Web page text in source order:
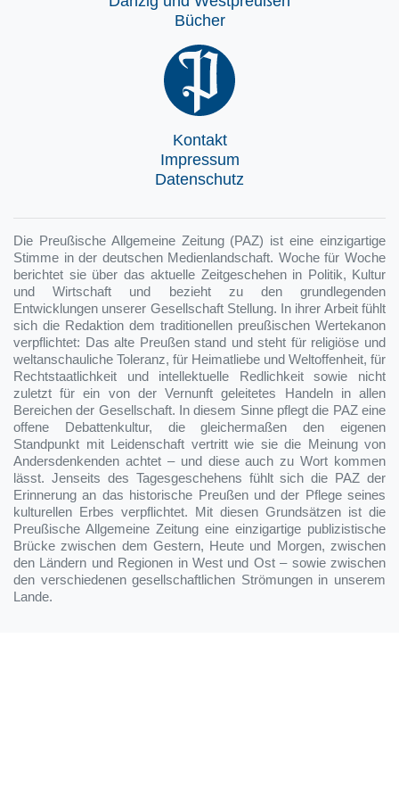
Bücher
Kontakt
Impressum
Datenschutz
Die Preußische Allgemeine Zeitung (PAZ) ist eine einzigartige
Stimme in der deutschen Medienlandschaft. Woche für Woche
berichtet sie über das aktuelle Zeitgeschehen in Politik, Kultur
und Wirtschaft und bezieht zu den grundlegenden
Entwicklungen unserer Gesellschaft Stellung. In ihrer Arbeit fühlt
sich die Redaktion dem traditionellen preußischen Wertekanon
verpflichtet: Das alte Preußen stand und steht für religiöse und
weltanschauliche Toleranz, für Heimatliebe und Weltoffenheit, für
Rechtstaatlichkeit und intellektuelle Redlichkeit sowie nicht
zuletzt für ein von der Vernunft geleitetes Handeln in allen
Bereichen der Gesellschaft. In diesem Sinne pflegt die PAZ eine
offene Debattenkultur, die gleichermaßen den eigenen
Standpunkt mit Leidenschaft vertritt wie sie die Meinung von
Andersdenkenden achtet – und diese auch zu Wort kommen
lässt. Jenseits des Tagesgeschehens fühlt sich die PAZ der
Erinnerung an das historische Preußen und der Pflege seines
kulturellen Erbes verpflichtet. Mit diesen Grundsätzen ist die
Preußische Allgemeine Zeitung eine einzigartige publizistische
Brücke zwischen dem Gestern, Heute und Morgen, zwischen
den Ländern und Regionen in West und Ost – sowie zwischen
den verschiedenen gesellschaftlichen Strömungen in unserem
Lande.